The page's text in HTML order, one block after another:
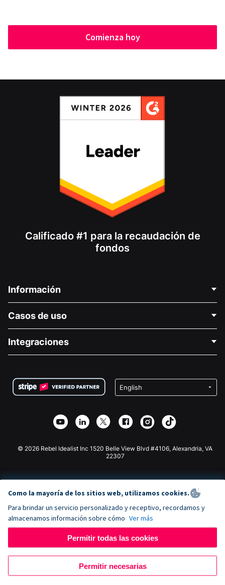
Comienza hoy
Calificado #1 para la recaudación de
fondos
Información
Acerca de nosotros
Carreras
Privacidad
Asociación de afiliados
Casos de uso
Recaudación de fondos para fines médicos
Recaudación de fondos para escuelas
Integraciones
Plugin de donaciones de Wix
Aplicación de donaciones de Webflow
Donaciones de Joomla
© 2026 Rebel Idealist Inc 1520 Belle View Blvd #4106, Alexandria, VA
22307
Como la mayoría de los sitios web, utilizamos cookies.
Para brindar un servicio personalizado y receptivo, recordamos y
almacenamos información sobre cómo Ver más
Permitir todas las cookies
Permitir necesarias